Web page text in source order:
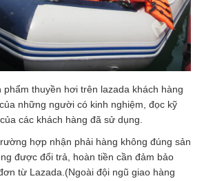
thuyền hơi trên lazada khách hàng
những người có kinh nghiệm, đọc kỹ
các khách hàng đã sử dụng.
hợp nhận phải hàng không đúng sản
được đổi trả, hoàn tiền cần đảm bảo
từ Lazada.(Ngoài đội ngũ giao hàng